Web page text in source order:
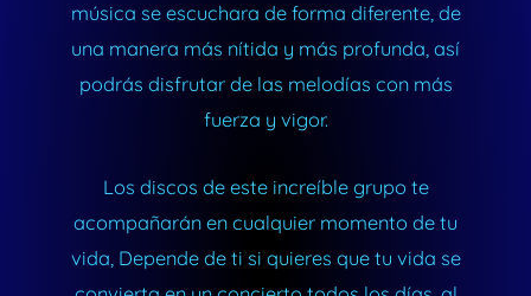
música se escuchara de forma diferente, de
una manera más nítida y más profunda, así
podrás disfrutar de las melodías con más
fuerza y vigor.
Los discos de este increíble grupo te
acompañarán en cualquier momento de tu
vida, Depende de ti si quieres que tu vida se